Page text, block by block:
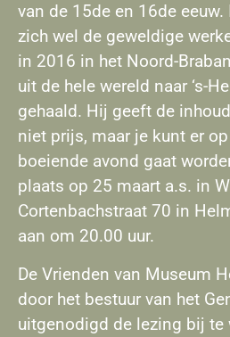
van de 15de en 16de
zich wel de geweldige
in 2016 in het Noord-
uit de hele wereld naar ‘s-
gehaald. Hij geeft de
niet prijs, maar je kunt er
boeiende avond gaat
plaats op 25 maart a.s. in
Cortenbachstraat 70 in
aan om 20.00 uur.
De Vrienden van Museum
door het bestuur van het
uitgenodigd de lezing bij te